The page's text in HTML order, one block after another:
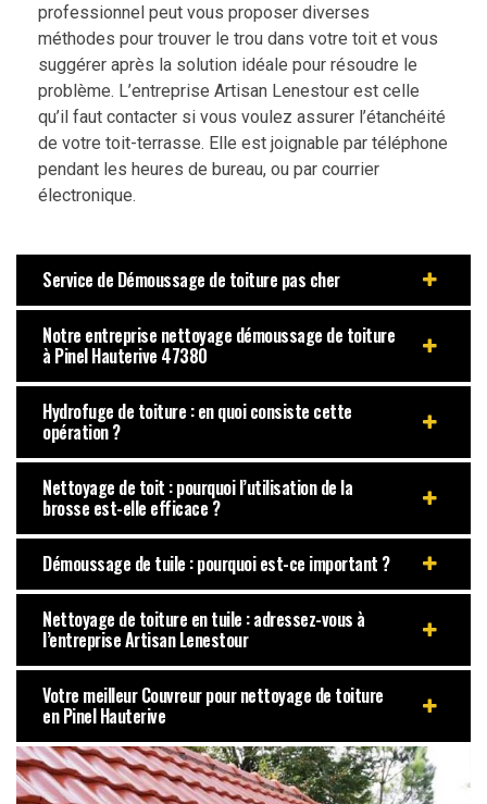
professionnel peut vous proposer diverses
méthodes pour trouver le trou dans votre toit et vous
suggérer après la solution idéale pour résoudre le
problème. L’entreprise Artisan Lenestour est celle
qu’il faut contacter si vous voulez assurer l’étanchéité
de votre toit-terrasse. Elle est joignable par téléphone
pendant les heures de bureau, ou par courrier
électronique.
Service de Démoussage de toiture pas cher
Notre entreprise nettoyage démoussage de toiture
à Pinel Hauterive 47380
Hydrofuge de toiture : en quoi consiste cette
opération ?
Nettoyage de toit : pourquoi l’utilisation de la
brosse est-elle efficace ?
Démoussage de tuile : pourquoi est-ce important ?
Nettoyage de toiture en tuile : adressez-vous à
l’entreprise Artisan Lenestour
Votre meilleur Couvreur pour nettoyage de toiture
en Pinel Hauterive